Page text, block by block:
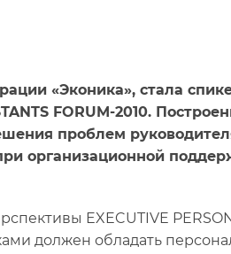
«Эконика», стала
FORUM-2010.
проблем
организационной
EXECUTIVE
должен обладать